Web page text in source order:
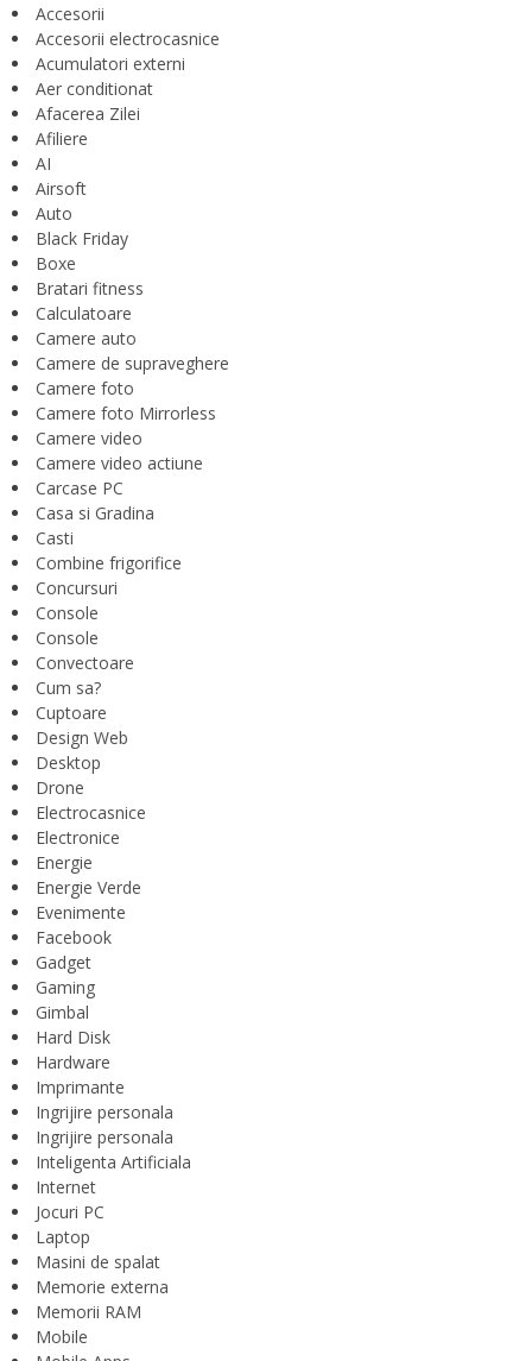
Accesorii
Accesorii electrocasnice
Acumulatori externi
Aer conditionat
Afacerea Zilei
Afiliere
AI
Airsoft
Auto
Black Friday
Boxe
Bratari fitness
Calculatoare
Camere auto
Camere de supraveghere
Camere foto
Camere foto Mirrorless
Camere video
Camere video actiune
Carcase PC
Casa si Gradina
Casti
Combine frigorifice
Concursuri
Console
Console
Convectoare
Cum sa?
Cuptoare
Design Web
Desktop
Drone
Electrocasnice
Electronice
Energie
Energie Verde
Evenimente
Facebook
Gadget
Gaming
Gimbal
Hard Disk
Hardware
Imprimante
Ingrijire personala
Ingrijire personala
Inteligenta Artificiala
Internet
Jocuri PC
Laptop
Masini de spalat
Memorie externa
Memorii RAM
Mobile